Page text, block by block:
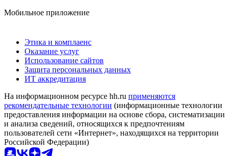
Мобильное приложение
Этика и комплаенс
Оказание услуг
Использование сайтов
Защита персональных данных
ИТ аккредитация
На информационном ресурсе hh.ru применяются
рекомендательные технологии (информационные технологии
предоставления информации на основе сбора, систематизации
и анализа сведений, относящихся к предпочтениям
пользователей сети «Интернет», находящихся на территории
Российской Федерации)